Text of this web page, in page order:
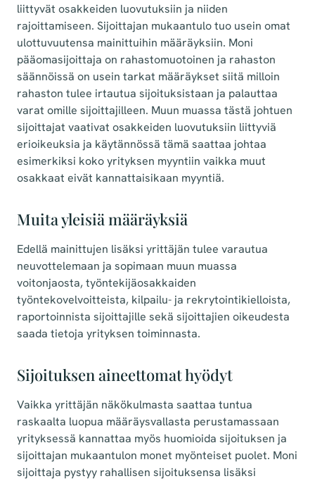
liittyvät osakkeiden luovutuksiin ja niiden
rajoittamiseen. Sijoittajan mukaantulo tuo usein omat
ulottuvuutensa mainittuihin määräyksiin. Moni
pääomasijoittaja on rahastomuotoinen ja rahaston
säännöissä on usein tarkat määräykset siitä milloin
rahaston tulee irtautua sijoituksistaan ja palauttaa
varat omille sijoittajilleen. Muun muassa tästä johtuen
sijoittajat vaativat osakkeiden luovutuksiin liittyviä
erioikeuksia ja käytännössä tämä saattaa johtaa
esimerkiksi koko yrityksen myyntiin vaikka muut
osakkaat eivät kannattaisikaan myyntiä.
Muita yleisiä määräyksiä
Edellä mainittujen lisäksi yrittäjän tulee varautua
neuvottelemaan ja sopimaan muun muassa
voitonjaosta, työntekijäosakkaiden
työntekovelvoitteista, kilpailu- ja rekrytointikielloista,
raportoinnista sijoittajille sekä sijoittajien oikeudesta
saada tietoja yrityksen toiminnasta.
Sijoituksen aineettomat hyödyt
Vaikka yrittäjän näkökulmasta saattaa tuntua
raskaalta luopua määräysvallasta perustamassaan
yrityksessä kannattaa myös huomioida sijoituksen ja
sijoittajan mukaantulon monet myönteiset puolet. Moni
sijoittaja pystyy rahallisen sijoituksensa lisäksi